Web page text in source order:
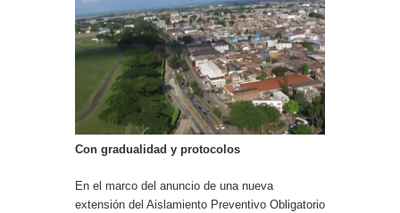
Con gradualidad y protocolos
En el marco del anuncio de una nueva
extensión del Aislamiento Preventivo Obligatorio